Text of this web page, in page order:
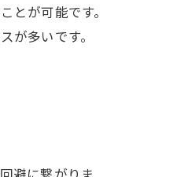
が可能です。
多いです。